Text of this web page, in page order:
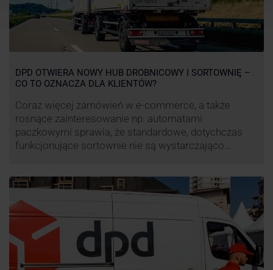
DPD OTWIERA NOWY HUB DROBNICOWY I SORTOWNIĘ –
CO TO OZNACZA DLA KLIENTÓW?
Coraz więcej zamówień w e-commerce, a także
rosnące zainteresowanie np. automatami
paczkowymi sprawia, że standardowe, dotychczas
funkcjonujące sortownie nie są wystarczająco
względu pod Łodzią uruchomiono nowe centrum
transportowo-logistyczne. Innowacyjny hub
drobnicowy i sortownia to już piąty taki obiekt DPD w